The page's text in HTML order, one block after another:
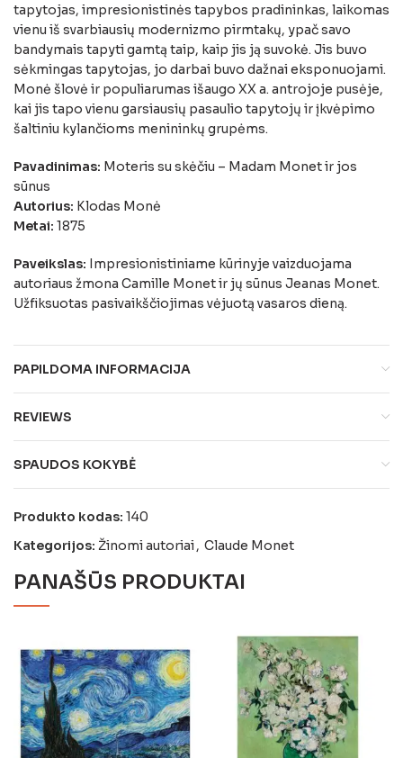
tapytojas, impresionistinės tapybos pradininkas, laikomas
vienu iš svarbiausių modernizmo pirmtakų, ypač savo
bandymais tapyti gamtą taip, kaip jis ją suvokė. Jis buvo
sėkmingas tapytojas, jo darbai buvo dažnai eksponuojami.
Monė šlovė ir populiarumas išaugo XX a. antrojoje pusėje,
kai jis tapo vienu garsiausių pasaulio tapytojų ir įkvėpimo
šaltiniu kylančioms menininkų grupėms.
Pavadinimas: Moteris su skėčiu – Madam Monet ir jos
sūnus
Autorius: Klodas Monė
Metai: 1875
Paveikslas: Impresionistiniame kūrinyje vaizduojama
autoriaus žmona Camille Monet ir jų sūnus Jeanas Monet.
Užfiksuotas pasivaikščiojimas vėjuotą vasaros dieną.
PAPILDOMA INFORMACIJA
REVIEWS
SPAUDOS KOKYBĖ
Produkto kodas: 140
Kategorijos: Žinomi autoriai, Claude Monet
PANAŠŪS PRODUKTAI